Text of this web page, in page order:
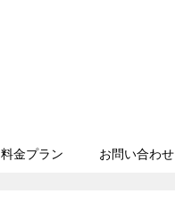
料金プラン お問い合わせ